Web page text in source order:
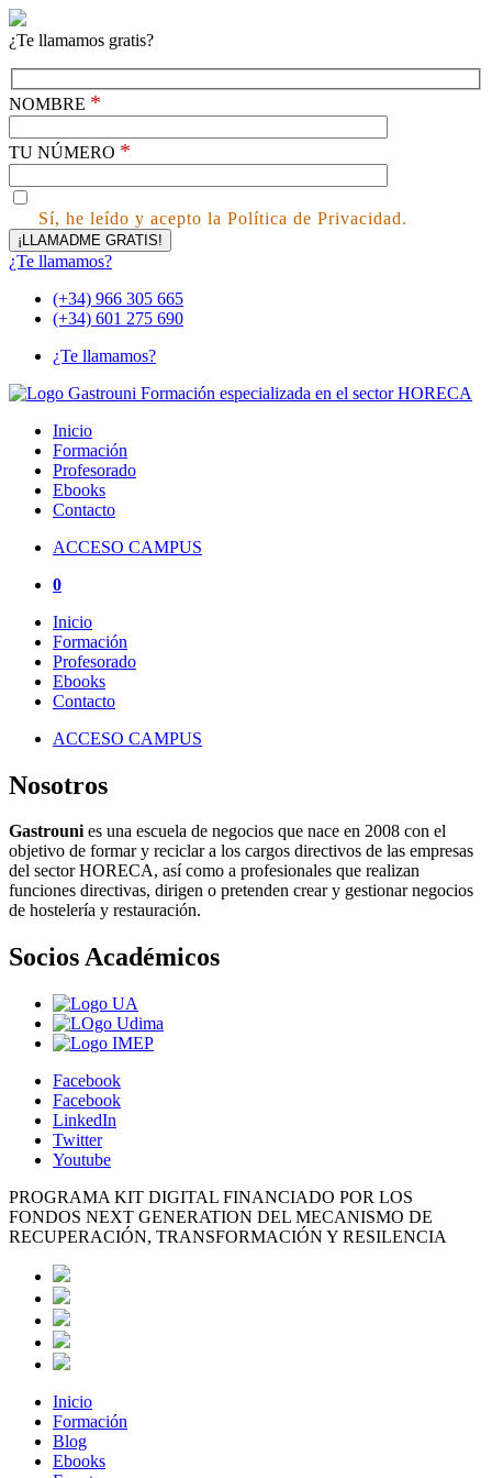
¿Te llamamos gratis?
NOMBRE *
TU NÚMERO *
Sí, he leído y acepto la Política de Privacidad.
¿Te llamamos?
(+34) 966 305 665
(+34) 601 275 690
¿Te llamamos?
Inicio
Formación
Profesorado
Ebooks
Contacto
ACCESO CAMPUS
0
Inicio
Formación
Profesorado
Ebooks
Contacto
ACCESO CAMPUS
Nosotros
Gastrounies una escuela de negocios que nace en 2008 con el
objetivo de formar y reciclar a los cargos directivos de las empresas
del sector HORECA, así como a profesionales que realizan
funciones directivas, dirigen o pretenden crear y gestionar negocios
de hostelería y restauración.
Socios Académicos
Facebook
Facebook
LinkedIn
Twitter
Youtube
PROGRAMA KIT DIGITAL FINANCIADO POR LOS
FONDOS NEXT GENERATION DEL MECANISMO DE
RECUPERACIÓN, TRANSFORMACIÓN Y RESILENCIA
Inicio
Formación
Blog
Ebooks